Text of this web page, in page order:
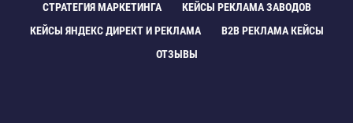
СТРАТЕГИЯ МАРКЕТИНГА
КЕЙСЫ РЕКЛАМА ЗАВОДО
КЕЙСЫ ЯНДЕКС ДИРЕКТ И РЕКЛАМА
B2B РЕКЛАМА КЕЙСЫ
ОТЗЫВЫ